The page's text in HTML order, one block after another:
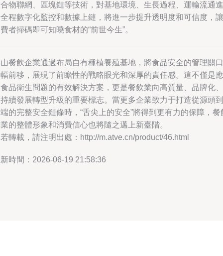
物聯網、區塊鏈等技術，對基地環境、生長過程、運輸流通進
程數字化監控和數據上鏈，將進一步提升透明度和可信度，讓
者掃碼即可知曉食材的“前世今生”。
餐飲企業通過布局自有種植養殖基地，將食品安全的管理關口
前移，展現了前瞻性的戰略眼光和深厚的責任感。這不僅是應
品衛生問題的有效解決方案，更是餐飲業向高質量、品牌化、
續發展轉型升級的重要標志。當更多企業致力于打造從源頭到
的完整安全鏈條時，“舌尖上的安全”將得到更有力的保障，餐
的整體形象和消費信心也將隨之邁上新臺階。
轉載，請注明出處：http://m.atve.cn/product/46.html
時間：2026-06-19 21:58:36